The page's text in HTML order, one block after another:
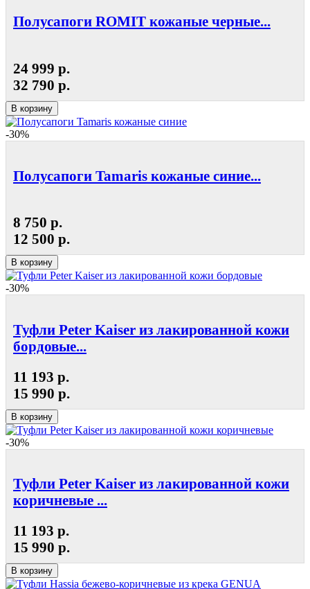
Полусапоги ROMIT кожаные черные...
24 999 р.
32 790 р.
В корзину
-30%
Полусапоги Tamaris кожаные синие...
8 750 р.
12 500 р.
В корзину
-30%
Туфли Peter Kaiser из лакированной кожи
бордовые...
11 193 р.
15 990 р.
В корзину
-30%
Туфли Peter Kaiser из лакированной кожи
коричневые ...
11 193 р.
15 990 р.
В корзину